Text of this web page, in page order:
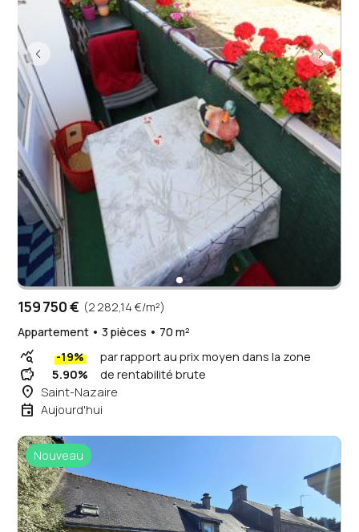
159 750 € (2 282,14 €/m²)
Appartement • 3 pièces • 70 m²
query_stats -19% par rapport au prix moyen dans la zone
savings 5.90% de rentabilité brute
place Saint-Nazaire
event Aujourd'hui
Nouveau